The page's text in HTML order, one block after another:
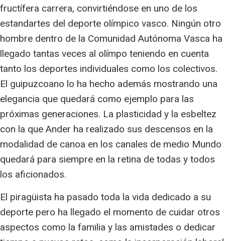
fructífera carrera, convirtiéndose en uno de los
estandartes del deporte olímpico vasco. Ningún otro
hombre dentro de la Comunidad Autónoma Vasca ha
llegado tantas veces al olímpo teniendo en cuenta
tanto los deportes individuales como los colectivos.
El guipuzcoano lo ha hecho además mostrando una
elegancia que quedará como ejemplo para las
próximas generaciones. La plasticidad y la esbeltez
con la que Ander ha realizado sus descensos en la
modalidad de canoa en los canales de medio Mundo
quedará para siempre en la retina de todas y todos
los aficionados.
El piragüista ha pasado toda la vida dedicado a su
deporte pero ha llegado el momento de cuidar otros
aspectos como la familia y las amistades o dedicar